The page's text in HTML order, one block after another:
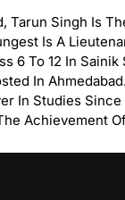
Singh Is
Is A
6 To 12 In
In
In Studies
Achievement